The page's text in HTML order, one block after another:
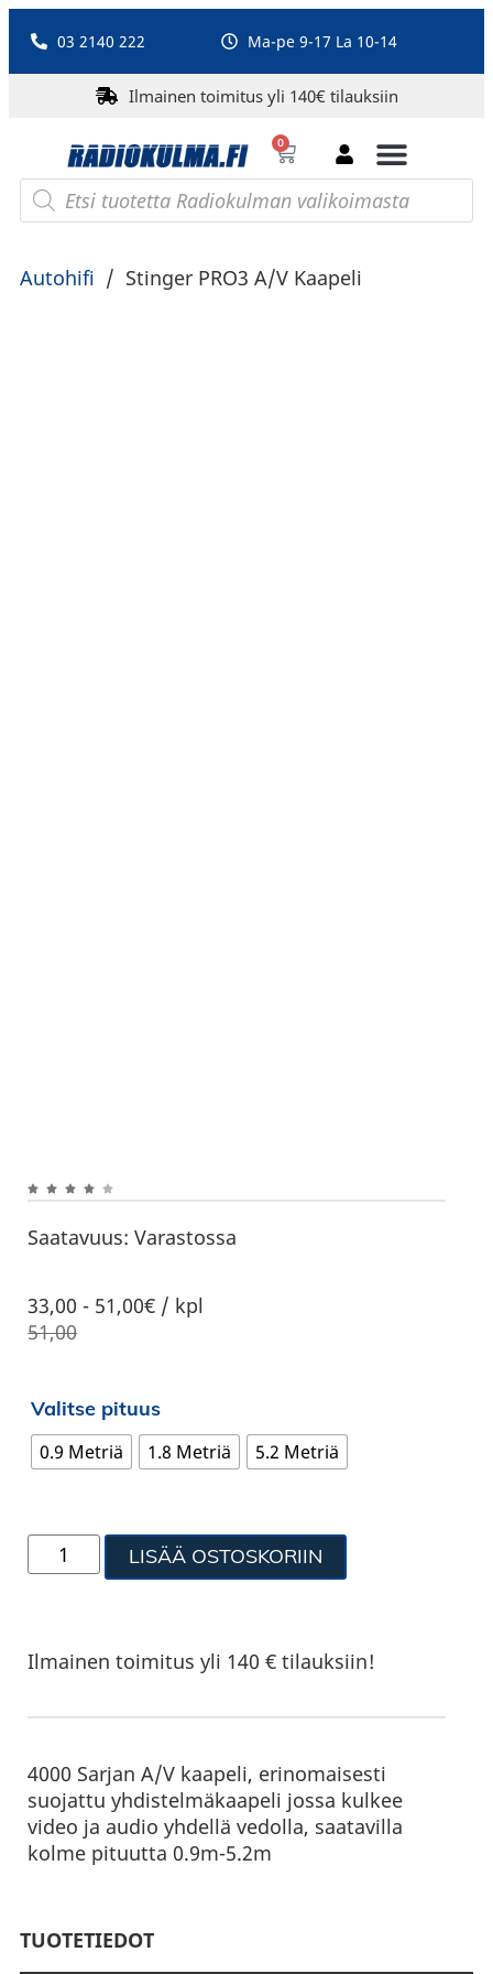
03 2140 222 Ma-pe 9-17 La 10-14
Ilmainen toimitus yli 140€ tilauksiin
0
Autohifi / Stinger PRO3 A/V Kaapeli
Saatavuus: Varastossa
33,00 - 51,00€ / kpl
51,00
Valitse pituus
0.9 Metriä 1.8 Metriä 5.2 Metriä
LISÄÄ OSTOSKORIIN
Ilmainen toimitus yli 140 € tilauksiin!
4000 Sarjan A/V kaapeli, erinomaisesti
suojattu yhdistelmäkaapeli jossa kulkee
video ja audio yhdellä vedolla, saatavilla
kolme pituutta 0.9m-5.2m
TUOTETIEDOT